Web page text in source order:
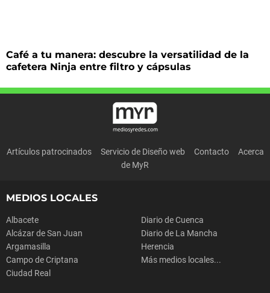
Café a tu manera: descubre la versatilidad de la
cafetera Ninja entre filtro y cápsulas
Artículos patrocinados Servicio de Diseño web Contacto
Acerca
de MyR
MEDIOS LOCALES
Albacete
Alcázar de San Juan
Argamasilla
Campo de Criptana
Ciudad Real
Diario de Cuenca
Diario de La Mancha
Herencia
Más medios locales...